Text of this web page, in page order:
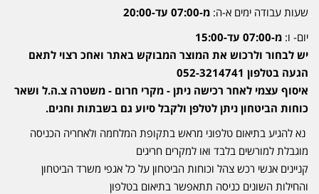
שעות עבודה ימים א-ה: מ-07:00 עד-20:00
יום- ו: מ-07:00 עד-15:00
יש לבחור ולרכוש את המוצר המבוקש באתר ואחכ רצוי לתאם
הגעה בטלפון 052-3214741
איסוף עצמי לאחר רכישה ניתן - מקרי חרום - משטרה צ.ה.ל ושאר
כוחות הביטחון ניתן לטלפן ולקבל סיוע גם בשבתות וחגים.
נא להגיע בתיאום טלפוני מראש בתקופת המלחמה ולאחריה הכניסה
מוגבלת למורשים בלבד ואו למקרים חריגים
קניינים אנשי רכש צהל וכוחות הביטחון על כל אגפי משרד הביטחון
והחילות השונים כניסה תתאפשר בתיאום בטלפון